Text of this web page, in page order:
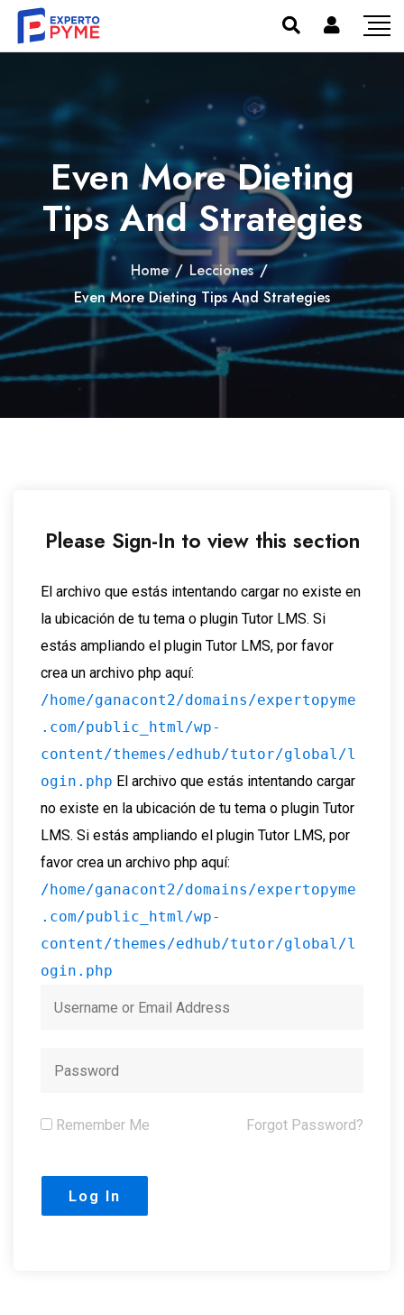
Even More Dieting
Tips And Strategies
Home / Lecciones /
Even More Dieting Tips And Strategies
Please Sign-In to view this section
El archivo que estás intentando cargar no existe en
la ubicación de tu tema o plugin Tutor LMS. Si
estás ampliando el plugin Tutor LMS, por favor
crea un archivo php aquí:
/home/ganacont2/domains/expertopyme
.com/public_html/wp-
content/themes/edhub/tutor/global/l
ogin.php El archivo que estás intentando cargar
no existe en la ubicación de tu tema o plugin Tutor
LMS. Si estás ampliando el plugin Tutor LMS, por
favor crea un archivo php aquí:
/home/ganacont2/domains/expertopyme
.com/public_html/wp-
content/themes/edhub/tutor/global/l
ogin.php
Remember Me Forgot Password?